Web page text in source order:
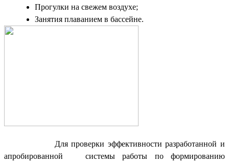
Прогулки на свежем воздухе;
Занятия плаванием в бассейне.
Для проверки эффективности разработанной и
апробированной системы работы по формированию